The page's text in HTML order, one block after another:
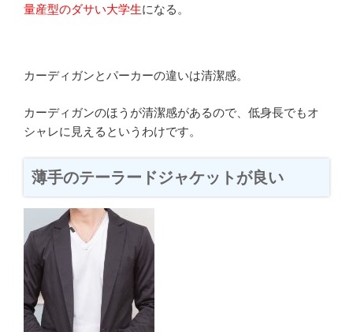
量産型のダサい大学生になる。
カーディガンとパーカーの違いは清潔感。
カーディガンのほうが清潔感があるので、低身長でもオ
シャレに見えるというわけです。
薄手のテーラードジャケットが良い